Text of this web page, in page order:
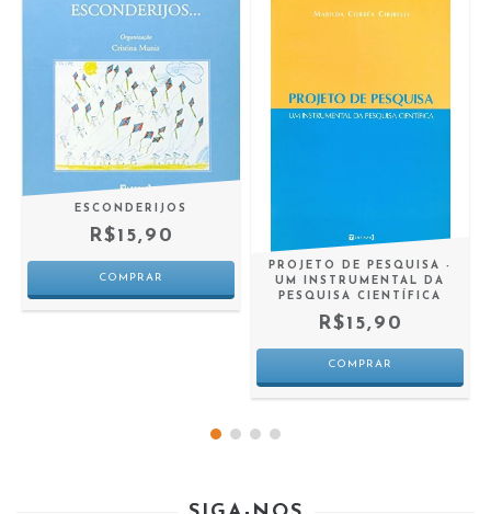
ESCONDERIJOS
R$15,90
PROJETO DE PESQUISA -
UM INSTRUMENTAL DA
PESQUISA CIENTÍFICA
R$15,90